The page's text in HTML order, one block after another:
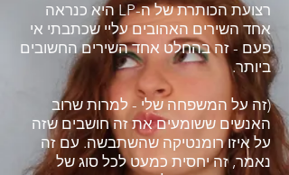
רצועת הכותרת של ה-LP היא כנראה
אחד השירים האהובים עליי שכתבתי אי
פעם - זה בהחלט אחד השירים החשובים
ביותר.
(זה על המשפחה שלי - למרות שרוב
האנשים ששומעים את זה חושבים שזה
על איזו רומנטיקה שהשתבשה. עם זה
נאמר, זה יחסית כמעט לכל סוג של